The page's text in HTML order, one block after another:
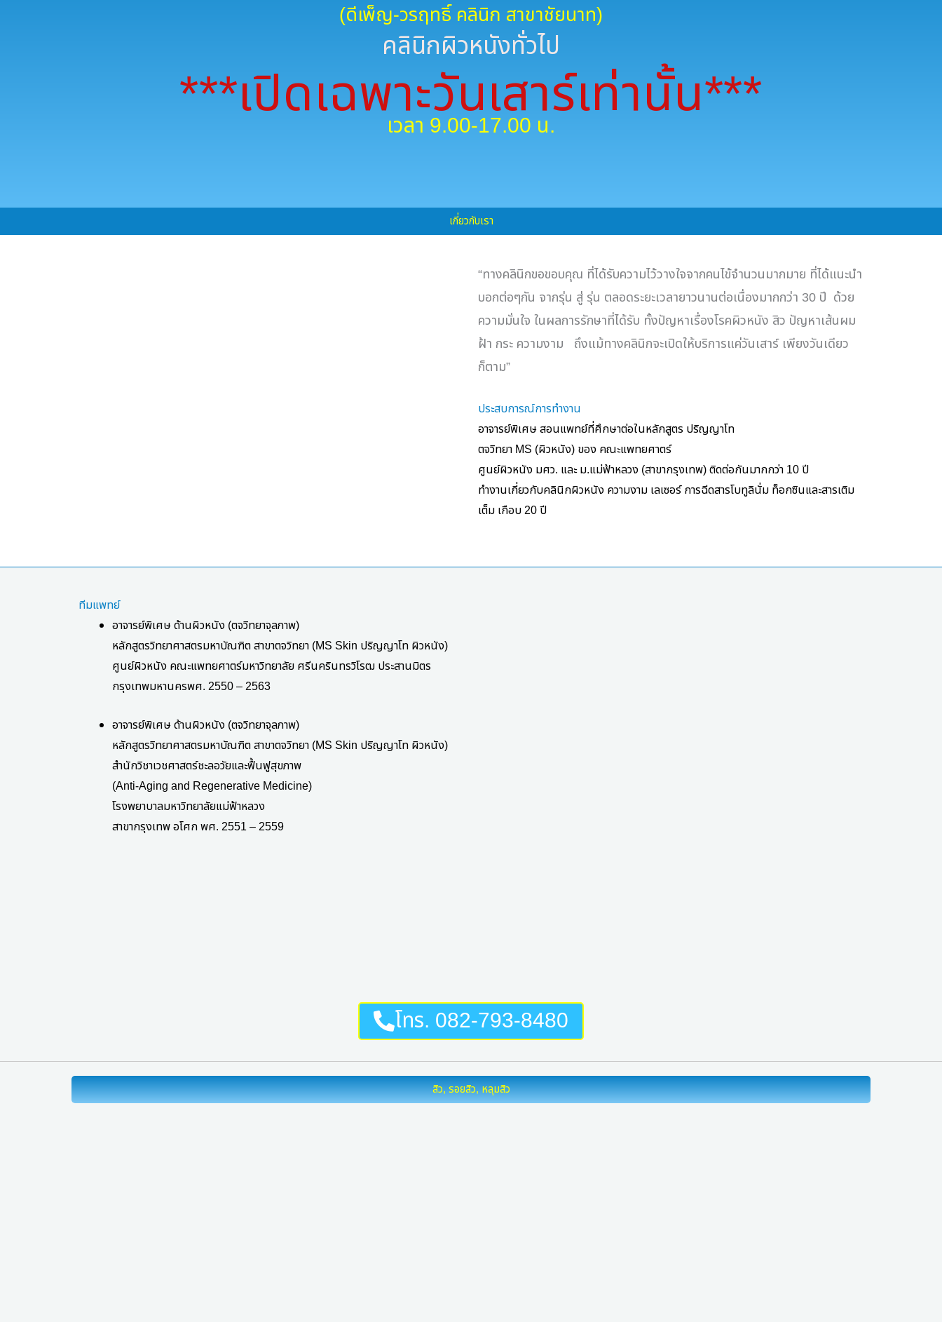
(ดีเพ็ญ-วรฤทธิ์ คลินิก สาขาชัยนาท)
คลินิกผิวหนังทั่วไป
***เปิดเฉพาะวันเสาร์เท่านั้น***
เวลา 9.00-17.00 น.
เกี่ยวกับเรา
“ทางคลินิกขอขอบคุณ ที่ได้รับความไว้วางใจจากคนไข้จำนวนมากมาย ที่ได้แนะนำ
บอกต่อๆกัน จากรุ่น สู่ รุ่น ตลอดระยะเวลายาวนานต่อเนื่องมากกว่า 30 ปี ด้วย
ความมั่นใจ ในผลการรักษาที่ได้รับ ทั้งปัญหาเรื่องโรคผิวหนัง สิว ปัญหาเส้นผม
ฝ้า กระ ความงาม
ถึงแม้ทางคลินิกจะเปิดให้บริการแค่วันเสาร์ เพียงวันเดียว
ก็ตาม”
ประสบการณ์การทำงาน
อาจารย์พิเศษ สอนแพทย์ที่ศึกษาต่อในหลักสูตร ปริญญาโท
ตจวิทยา MS (ผิวหนัง) ของ คณะแพทยศาตร์
ศูนย์ผิวหนัง มศว. และ ม.แม่ฟ้าหลวง (สาขากรุงเทพ)ติดต่อกันมากกว่า 10ปี
ทำงานเกี่ยวกับคลินิกผิวหนัง ความงาม เลเซอร์การฉีดสารโบทูลินั่ม ท็อกซินและสารเติม
เต็ม เกือบ20ปี
ทีมแพทย์
อาจารย์พิเศษ ด้านผิวหนัง (ตจวิทยาจุลภาพ)
หลักสูตรวิทยาศาสตรมหาบัณฑิต สาขาตจวิทยา (MS Skin ปริญญาโท ผิวหนัง)
ศูนย์ผิวหนัง คณะแพทยศาตร์มหาวิทยาลัย ศรีนครินทรวิโรฒ ประสานมิตร
กรุงเทพมหานครพศ. 2550 – 2563
อาจารย์พิเศษ ด้านผิวหนัง (ตจวิทยาจุลภาพ)
หลักสูตรวิทยาศาสตรมหาบัณฑิต สาขาตจวิทยา (MS Skin ปริญญาโท ผิวหนัง)
สำนักวิชาเวชศาสตร์ชะลอวัยและฟื้นฟูสุขภาพ
(Anti-Aging and Regenerative Medicine)
โรงพยาบาลมหาวิทยาลัยแม่ฟ้าหลวง
สาขากรุงเทพ อโศก พศ. 2551 – 2559
โทร. 082-793-8480
สิว, รอยสิว, หลุมสิว